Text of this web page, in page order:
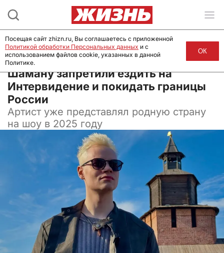
30 апреля 2026, 08:01
Шаману запретили ездить на
Интервидение и покидать границы
России
Артист уже представлял родную страну
на шоу в 2025 году
Посещая сайт zhizn.ru, Вы соглашаетесь с приложенной
Политикой обработки Персональных данных и с
использованием файлов cookie, указанных в данной
Политике.
ОК